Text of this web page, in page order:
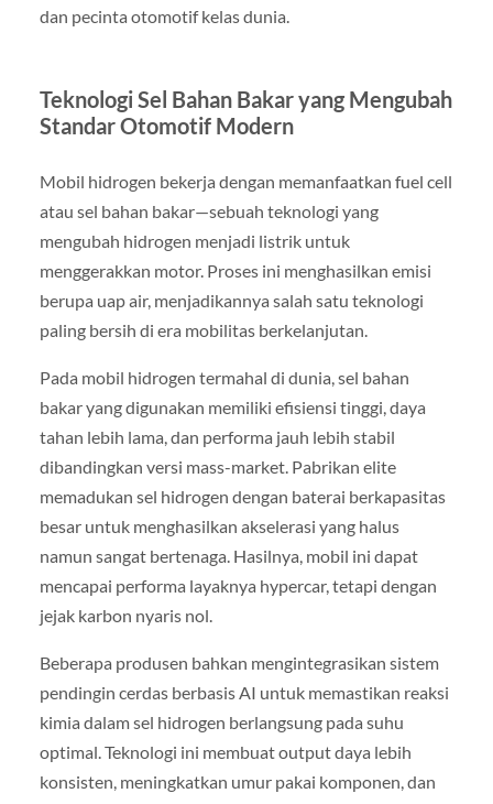
dan pecinta otomotif kelas dunia.
Teknologi Sel Bahan Bakar yang Mengubah
Standar Otomotif Modern
Mobil hidrogen bekerja dengan memanfaatkan fuel cell
atau sel bahan bakar—sebuah teknologi yang
mengubah hidrogen menjadi listrik untuk
menggerakkan motor. Proses ini menghasilkan emisi
berupa uap air, menjadikannya salah satu teknologi
paling bersih di era mobilitas berkelanjutan.
Pada mobil hidrogen termahal di dunia, sel bahan
bakar yang digunakan memiliki efisiensi tinggi, daya
tahan lebih lama, dan performa jauh lebih stabil
dibandingkan versi mass-market. Pabrikan elite
memadukan sel hidrogen dengan baterai berkapasitas
besar untuk menghasilkan akselerasi yang halus
namun sangat bertenaga. Hasilnya, mobil ini dapat
mencapai performa layaknya hypercar, tetapi dengan
jejak karbon nyaris nol.
Beberapa produsen bahkan mengintegrasikan sistem
pendingin cerdas berbasis AI untuk memastikan reaksi
kimia dalam sel hidrogen berlangsung pada suhu
optimal. Teknologi ini membuat output daya lebih
konsisten, meningkatkan umur pakai komponen, dan